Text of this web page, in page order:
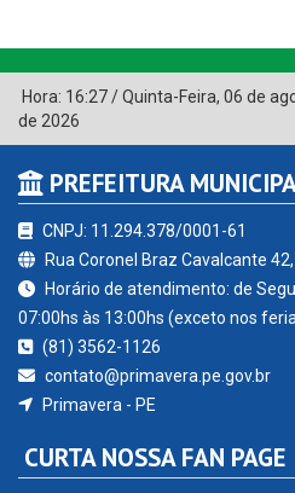
Hora: 16:27/Quinta-Feira, 06 de
de 2026
PREFEITURA
CNPJ: 11.294.378/0001-61
Rua Coronel Braz Cavalcante
Horário de atendimento: de
07:00hs às 13:00hs (exceto nos
(81) 3562-1126
contato@primavera.pe.gov.br
Primavera - PE
CURTA NOSSA FAN PAGE